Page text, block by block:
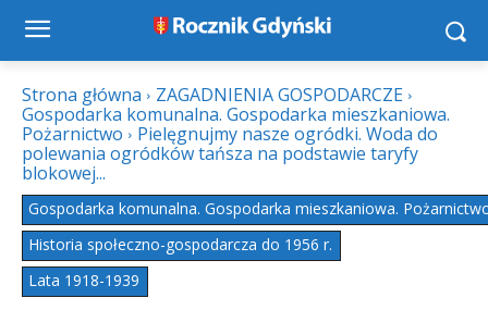
Strona główna
ZAGADNIENIA GOSPODARCZE
Gospodarka komunalna. Gospodarka mieszkaniowa.
Pożarnictwo
Pielęgnujmy nasze ogródki. Woda do
polewania ogródków tańsza na podstawie taryfy
blokowej...
Gospodarka komunalna. Gospodarka mieszkaniowa.
Historia społeczno-gospodarcza do 1956 r.
Lata 1918-1939